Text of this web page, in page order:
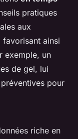
pratiques
aux
ainsi
exemple, un
de gel, lui
pour
riche en